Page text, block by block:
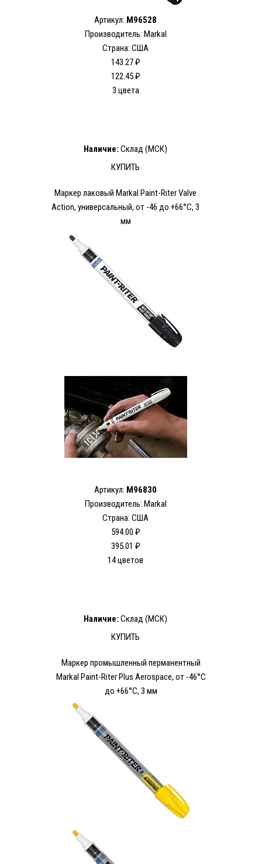
Артикул: M96528
Производитель: Markal
Страна: США
143.27 ₽
122.45 ₽
3 цвета
Наличие: Склад (МСК)
КУПИТЬ
Маркер лаковый Markal Paint-Riter Valve
Action, универсальный, от -46 до +66°C, 3
мм
Артикул: M96830
Производитель: Markal
Страна: США
594.00 ₽
395.01 ₽
14 цветов
Наличие: Склад (МСК)
КУПИТЬ
Маркер промышленный перманентный
Markal Paint-Riter Plus Aerospace, от -46°C
до +66°C, 3 мм